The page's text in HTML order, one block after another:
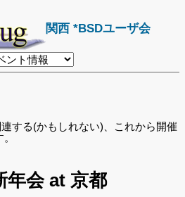
関西 *BSDユーザ会
する(かもしれない)、これから開催
年会 at 京都